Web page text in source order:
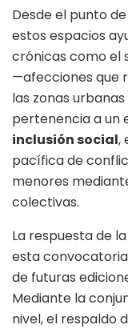
Desde el punto
estos espacios
crónicas como el
—afecciones que
las zonas
pertenencia a un
inclusión social,
pacífica de
menores
colectivas.
La respuesta de la
esta
de futuras
Mediante la
nivel, el respaldo